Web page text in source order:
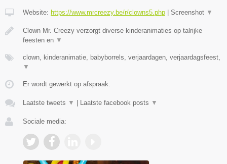
Website: https://www.mrcreezy.be/r/clowns5.php Screenshot ▼
Clown Mr. Creezy verzorgt diverse kinderanimaties op talrijke
feesten en ▼
clown, kinderanimatie, babyborrels, verjaardagen, verjaardagsfeest,
▼
Er wordt gewerkt op afspraak.
Laatste tweets ▼ Laatste facebook posts ▼
Sociale media: